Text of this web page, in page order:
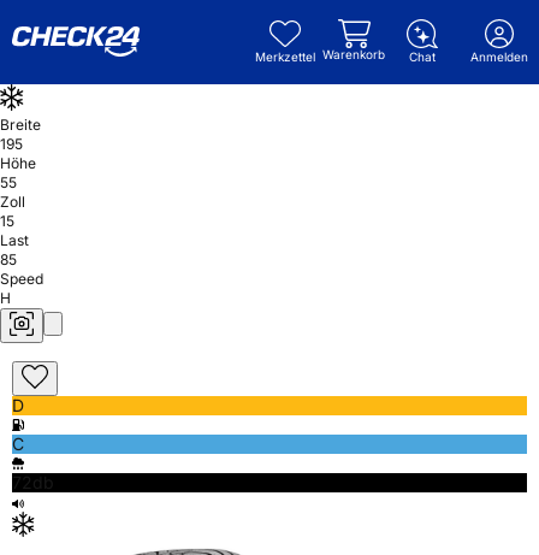
Merkzettel Warenkorb Chat Anmelden
Breite
195
Höhe
55
Zoll
15
Last
85
Speed
H
D
C
72db